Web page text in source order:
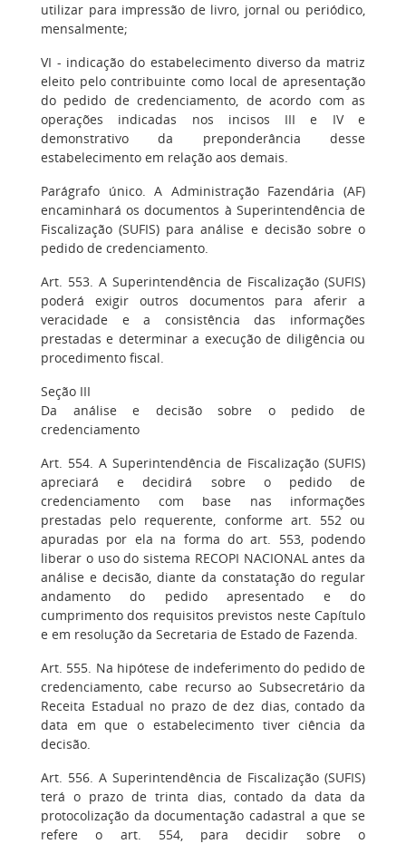
utilizar para impressão de livro, jornal ou periódico,
mensalmente;
VI - indicação do estabelecimento diverso da matriz
eleito pelo contribuinte como local de apresentação
do pedido de credenciamento, de acordo com as
operações indicadas nos incisos III e IV e
demonstrativo da preponderância desse
estabelecimento em relação aos demais.
Parágrafo único. A Administração Fazendária (AF)
encaminhará os documentos à Superintendência de
Fiscalização (SUFIS) para análise e decisão sobre o
pedido de credenciamento.
Art. 553. A Superintendência de Fiscalização (SUFIS)
poderá exigir outros documentos para aferir a
veracidade e a consistência das informações
prestadas e determinar a execução de diligência ou
procedimento fiscal.
Seção III
Da análise e decisão sobre o pedido de
credenciamento
Art. 554. A Superintendência de Fiscalização (SUFIS)
apreciará e decidirá sobre o pedido de
credenciamento com base nas informações
prestadas pelo requerente, conforme art. 552 ou
apuradas por ela na forma do art. 553, podendo
liberar o uso do sistema RECOPI NACIONAL antes da
análise e decisão, diante da constatação do regular
andamento do pedido apresentado e do
cumprimento dos requisitos previstos neste Capítulo
e em resolução da Secretaria de Estado de Fazenda.
Art. 555. Na hipótese de indeferimento do pedido de
credenciamento, cabe recurso ao Subsecretário da
Receita Estadual no prazo de dez dias, contado da
data em que o estabelecimento tiver ciência da
decisão.
Art. 556. A Superintendência de Fiscalização (SUFIS)
terá o prazo de trinta dias, contado da data da
protocolização da documentação cadastral a que se
refere o art. 554, para decidir sobre o